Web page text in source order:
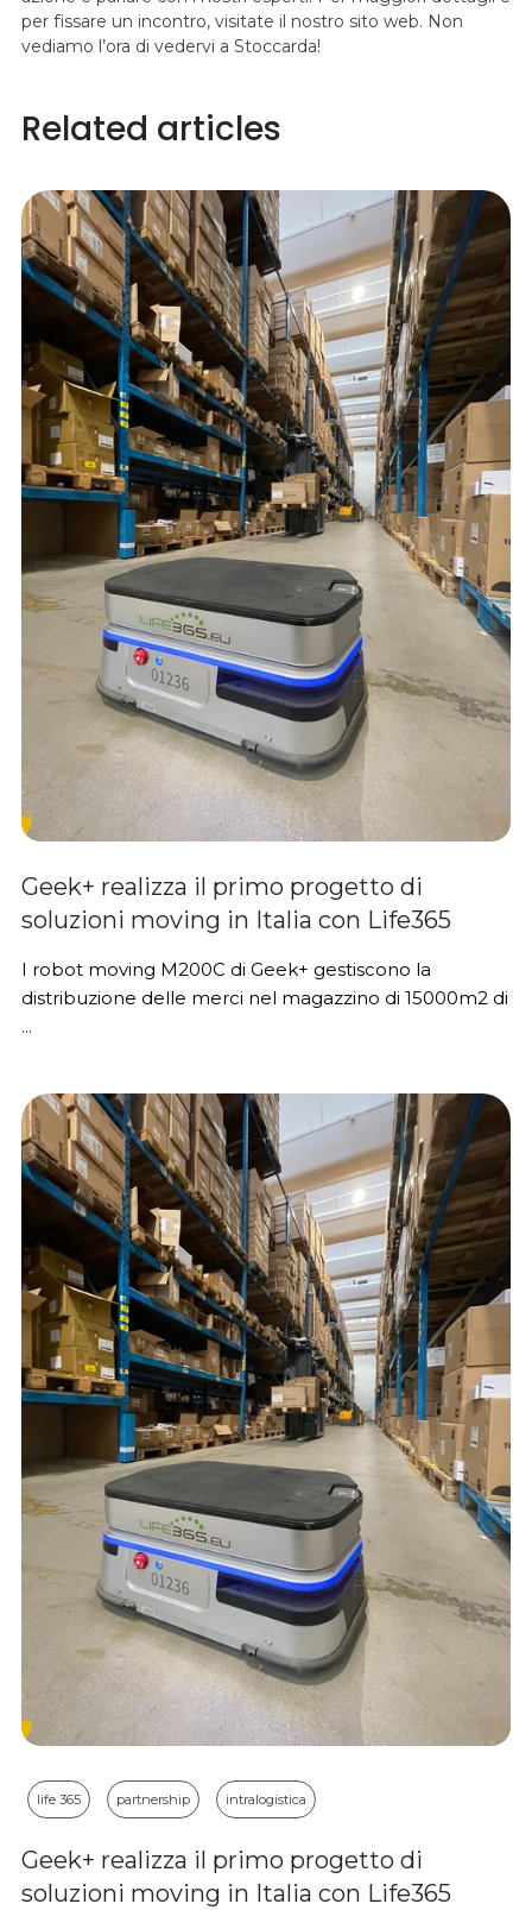
per fissare un incontro, visitate il nostro sito web. Non
vediamo l’ora di vedervi a Stoccarda!
Related articles
Geek+ realizza il primo progetto di
soluzioni moving in Italia con Life365
I robot moving M200C di Geek+ gestiscono la
distribuzione delle merci nel magazzino di 15000m2 di
...
life 365 partnership intralogistica
Geek+ realizza il primo progetto di
soluzioni moving in Italia con Life365